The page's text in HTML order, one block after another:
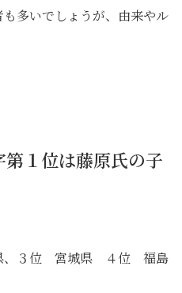
多いでしょうが、由来やル
第１位は藤原氏の子
、３位 宮城県 ４位 福島